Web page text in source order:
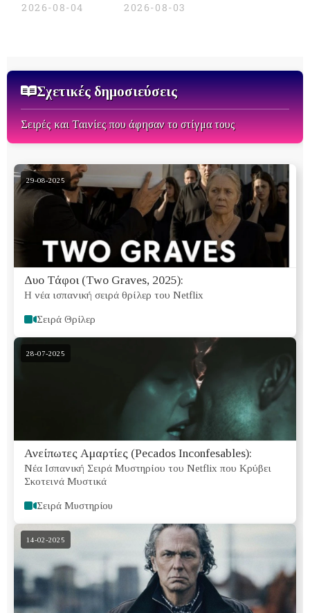
2026-08-04 2026-08-03
Σχετικές δημοσιεύσεις
Σειρές και Ταινίες που άφησαν το στίγμα τους
29-08-2025
Δυο Τάφοι (Two Graves, 2025):
Η νέα ισπανική σειρά θρίλερ του Netflix
Σειρά Θρίλερ
28-07-2025
Ανείπωτες Αμαρτίες (Pecados Inconfesables):
Νέα Ισπανική Σειρά Μυστηρίου του Netflix που Κρύβει
Σκοτεινά Μυστικά
Σειρά Μυστηρίου
14-02-2025